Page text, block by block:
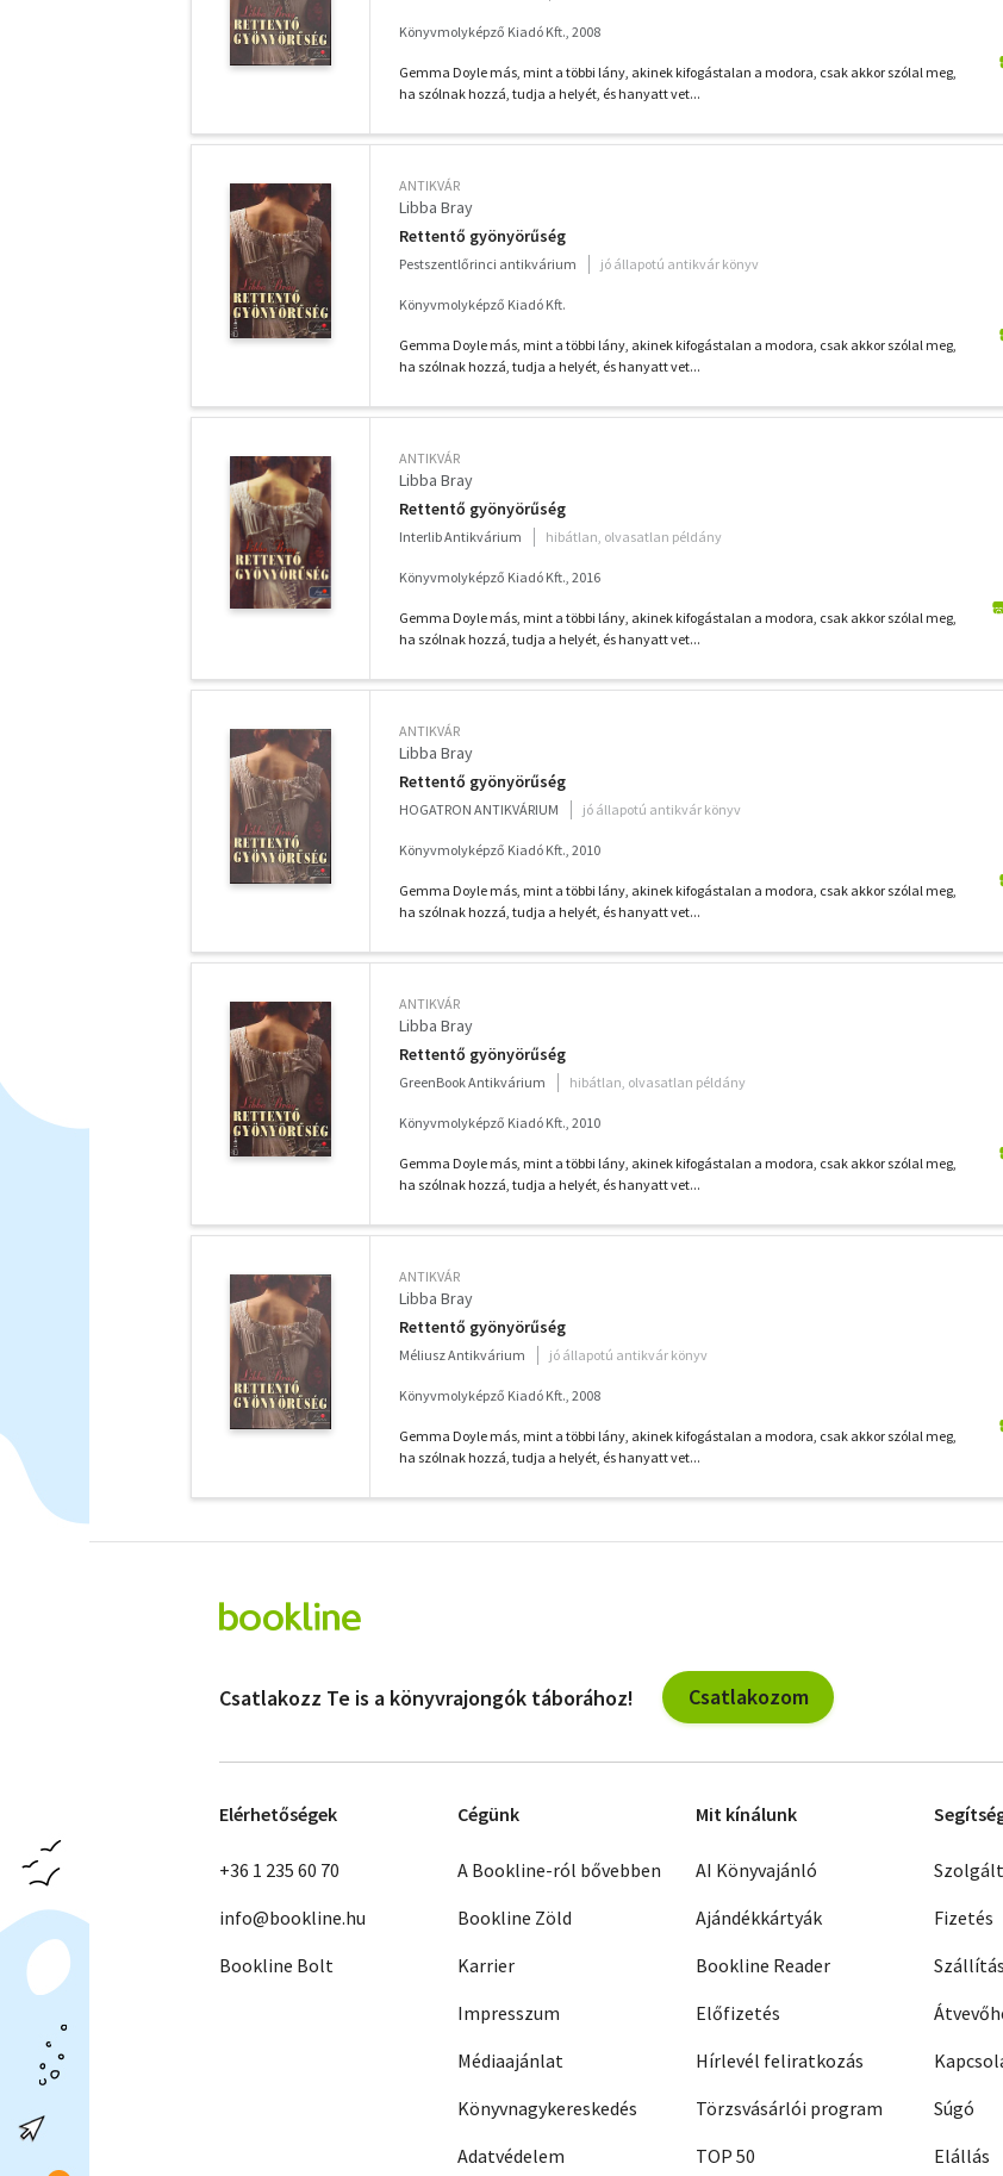
Könyvmolyképző Kiadó Kft., 2008
Gemma Doyle más, mint a többi lány, akinek kifogástalan a modora, csak akkor szólal meg,
ha szólnak hozzá, tudja a helyét, és hanyatt vet...
ANTIKVÁR
Libba Bray
Rettentő gyönyörűség
Pestszentlőrinci antikvárium jó állapotú antikvár könyv
Könyvmolyképző Kiadó Kft.
Gemma Doyle más, mint a többi lány, akinek kifogástalan a modora, csak akkor szólal meg,
ha szólnak hozzá, tudja a helyét, és hanyatt vet...
ANTIKVÁR
Libba Bray
Rettentő gyönyörűség
Interlib Antikvárium hibátlan, olvasatlan példány
Könyvmolyképző Kiadó Kft., 2016
Gemma Doyle más, mint a többi lány, akinek kifogástalan a modora, csak akkor szólal meg,
ha szólnak hozzá, tudja a helyét, és hanyatt vet...
ANTIKVÁR
Libba Bray
Rettentő gyönyörűség
HOGATRON ANTIKVÁRIUM jó állapotú antikvár könyv
Könyvmolyképző Kiadó Kft., 2010
Gemma Doyle más, mint a többi lány, akinek kifogástalan a modora, csak akkor szólal meg,
ha szólnak hozzá, tudja a helyét, és hanyatt vet...
ANTIKVÁR
Libba Bray
Rettentő gyönyörűség
GreenBook Antikvárium hibátlan, olvasatlan példány
Könyvmolyképző Kiadó Kft., 2010
Gemma Doyle más, mint a többi lány, akinek kifogástalan a modora, csak akkor szólal meg,
ha szólnak hozzá, tudja a helyét, és hanyatt vet...
ANTIKVÁR
Libba Bray
Rettentő gyönyörűség
Méliusz Antikvárium jó állapotú antikvár könyv
Könyvmolyképző Kiadó Kft., 2008
Gemma Doyle más, mint a többi lány, akinek kifogástalan a modora, csak akkor szólal meg,
ha szólnak hozzá, tudja a helyét, és hanyatt vet...
szűrők
Csatlakozz Te is a könyvrajongók táborához! Csatlakozom
Elérhetőségek
+36 1 235 60 70
info@bookline.hu
Bookline Bolt
Cégünk
A Bookline-ról bővebben
Bookline Zöld
Karrier
Impresszum
Médiaajánlat
Könyvnagykereskedés
Adatvédelem
Mit kínálunk
AI Könyvajánló
Ajándékkártyák
Bookline Reader
Előfizetés
Hírlevél feliratkozás
Törzsvásárlói program
TOP 50
Fizetés
Szállítás
Súgó
Elállás